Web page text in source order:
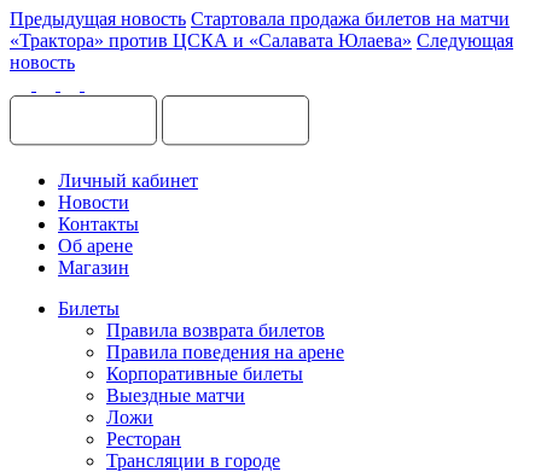
Предыдущая новость Стартовала продажа билетов на матчи
«Трактора» против ЦСКА и «Салавата Юлаева» Следующая
новость
Личный кабинет
Новости
Контакты
Об арене
Магазин
Билеты
Правила возврата билетов
Правила поведения на арене
Корпоративные билеты
Выездные матчи
Ложи
Ресторан
Трансляции в городе